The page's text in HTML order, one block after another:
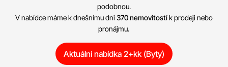
podobnou.
V nabídce máme k dnešnímu dni 370 nemovitostík prodeji nebo
pronájmu.
Aktuální nabídka 2+kk (Byty)